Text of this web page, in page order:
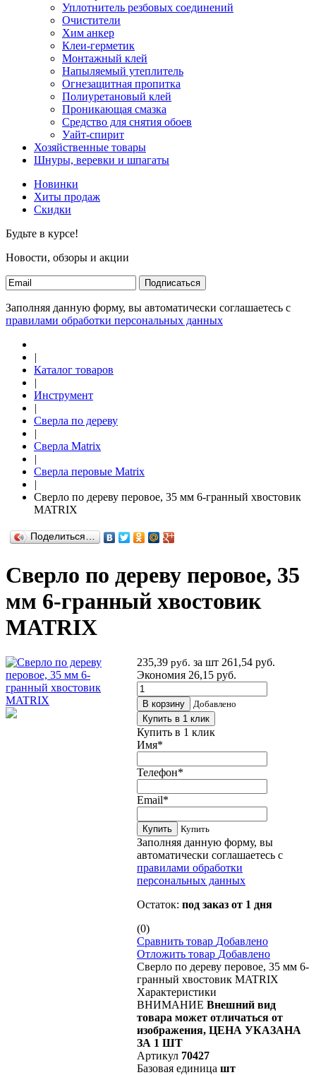
Уплотнитель резбовых соединений
Очистители
Хим анкер
Клеи-герметик
Монтажный клей
Напыляемый утеплитель
Огнезащитная пропитка
Полиуретановый клей
Проникающая смазка
Средство для снятия обоев
Уайт-спирит
Хозяйственные товары
Шнуры, веревки и шпагаты
Новинки
Хиты продаж
Скидки
Будьте в курсе!
Новости, обзоры и акции
Подписаться
Заполняя данную форму, вы автоматически соглашаетесь с
правилами обработки персональных данных
|
Каталог товаров
|
Инструмент
|
Сверла по дереву
|
Сверла Matrix
|
Сверла перовые Matrix
|
Сверло по дереву перовое, 35 мм 6-гранный хвостовик
MATRIX
Поделиться…
Сверло по дереву перовое, 35
мм 6-гранный хвостовик
MATRIX
235,39 руб. за шт 261,54 руб.
Экономия 26,15 руб.
В корзину
Добавлено
Купить в 1 клик
Купить в 1 клик
Имя*
Телефон*
Email*
Купить Купить
Заполняя данную форму, вы
автоматически соглашаетесь с
правилами обработки
персональных данных
Остаток: под заказ от 1 дня
(0)
Сравнить товар Добавлено
Отложить товар Добавлено
Сверло по дереву перовое, 35 мм 6-
гранный хвостовик MATRIX
Характеристики
ВНИМАНИЕ Внешний вид
товара может отличаться от
изображения, ЦЕНА УКАЗАНА
ЗА 1 ШТ
Артикул 70427
Базовая единица шт